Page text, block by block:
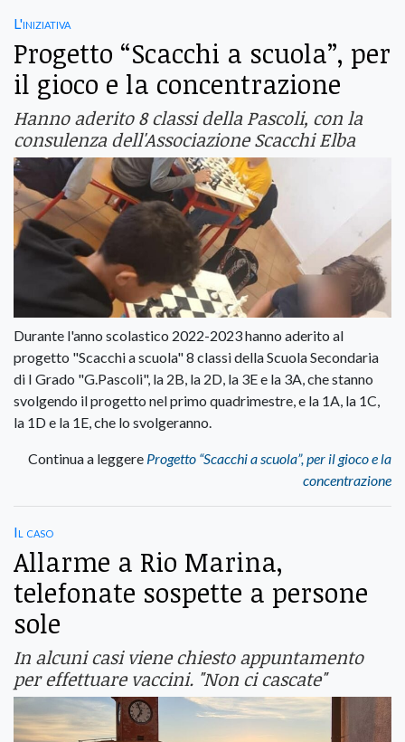
L'iniziativa
Progetto “Scacchi a scuola”, per
il gioco e la concentrazione
Hanno aderito 8 classi della Pascoli, con la
consulenza dell'Associazione Scacchi Elba
Durante l'anno scolastico 2022-2023 hanno aderito al
progetto "Scacchi a scuola" 8 classi della Scuola Secondaria
di I Grado "G.Pascoli", la 2B, la 2D, la 3E e la 3A, che stanno
svolgendo il progetto nel primo quadrimestre, e la 1A, la 1C,
la 1D e la 1E, che lo svolgeranno.
Continua a leggere Progetto “Scacchi a scuola”, per il gioco e la
concentrazione
Il caso
Allarme a Rio Marina,
telefonate sospette a persone
sole
In alcuni casi viene chiesto appuntamento
per effettuare vaccini. "Non ci cascate"